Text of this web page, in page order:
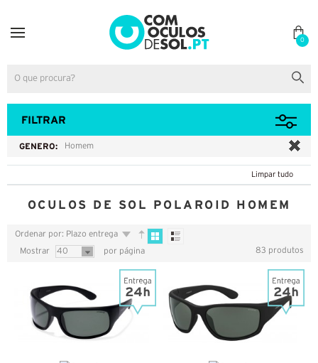
0
FILTRAR
GENERO: Homem
Limpar tudo
OCULOS DE SOL POLAROID HOMEM
Ordenar por: Plazo entrega
Mostrar 40 por página 83 produtos